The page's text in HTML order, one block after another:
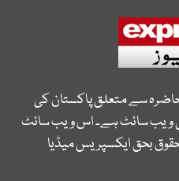
سے متعلق پاکستان کی
ویب سائٹ ہے۔ اس ویب سائٹ
بحق ایکسپریس میڈیا